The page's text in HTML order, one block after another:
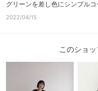
グリーンを差し色にシンプルコ
2022/04/15
このショ